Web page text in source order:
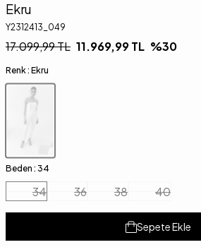
Ekru
Y2312413_049
17.099,99TL 11.969,99TL %30
Renk : Ekru
Beden : 34
34 36 38 40
Sepete Ekle